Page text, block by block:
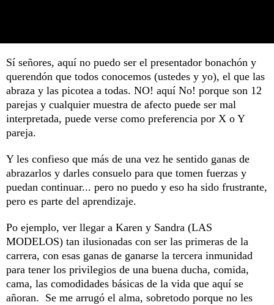
Sí señores, aquí no puedo ser el presentador bonachón y
querendón que todos conocemos (ustedes y yo), el que las
abraza y las picotea a todas. NO! aquí No! porque son 12
parejas y cualquier muestra de afecto puede ser mal
interpretada, puede verse como preferencia por X o Y
pareja.
Y les confieso que más de una vez he sentido ganas de
abrazarlos y darles consuelo para que tomen fuerzas y
puedan continuar... pero no puedo y eso ha sido frustrante,
pero es parte del aprendizaje.
Po ejemplo, ver llegar a Karen y Sandra (LAS
MODELOS) tan ilusionadas con ser las primeras de la
carrera, con esas ganas de ganarse la tercera inmunidad
para tener los privilegios de una buena ducha, comida,
cama, las comodidades básicas de la vida que aquí se
añoran. Se me arrugó el alma, sobretodo porque no les